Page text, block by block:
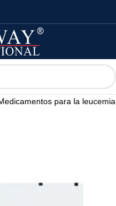
para la leucemia